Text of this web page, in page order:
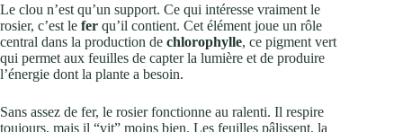
Le clou n’est qu’un support. Ce qui intéresse vraiment le
rosier, c’est le fer qu’il contient. Cet élément joue un rôle
central dans la production de chlorophylle, ce pigment vert
qui permet aux feuilles de capter la lumière et de produire
l’énergie dont la plante a besoin.
Sans assez de fer, le rosier fonctionne au ralenti. Il respire
toujours, mais il “vit” moins bien. Les feuilles pâlissent, la